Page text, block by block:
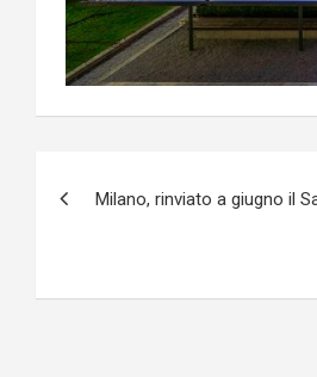
articoli
Milano, rinviato a giugno il